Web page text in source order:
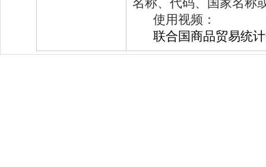
名称、代码、国家名称
使用视频：
联合国商品贸易统